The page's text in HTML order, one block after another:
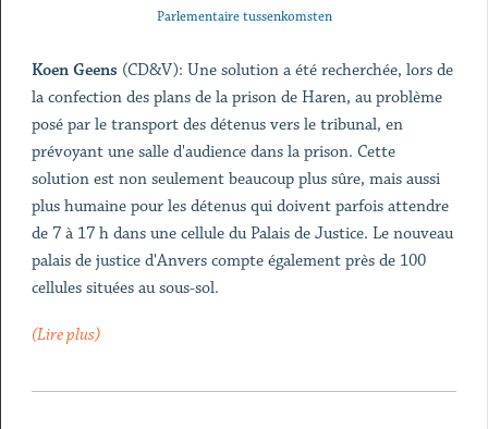
Parlementaire tussenkomsten
Koen Geens (CD&V): Une solution a été recherchée, lors de
la confection des plans de la prison de Haren, au problème
posé par le transport des détenus vers le tribunal, en
prévoyant une salle d'audience dans la prison. Cette
solution est non seulement beaucoup plus sûre, mais aussi
plus humaine pour les détenus qui doivent parfois attendre
de 7 à 17 h dans une cellule du Palais de Justice. Le nouveau
palais de justice d'Anvers compte également près de 100
cellules situées au sous-sol.
(Lire plus)